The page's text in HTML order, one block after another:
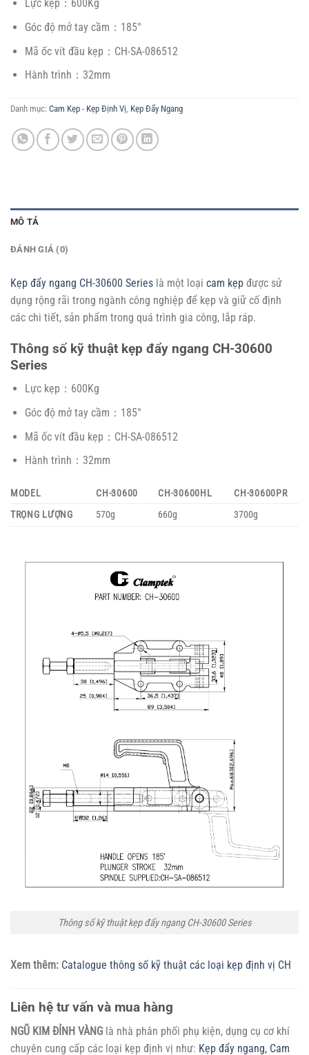
Lực kẹp：600Kg
Góc độ mở tay cầm：185°
Mã ốc vít đầu kẹp：CH-SA-086512
Hành trình：32mm
Danh mục: Cam Kẹp - Kẹp Định Vị, Kẹp Đẩy Ngang
MÔ TẢ
ĐÁNH GIÁ (0)
Kẹp đẩy ngang CH-30600 Series là một loại cam kẹp được sử
dụng rộng rãi trong ngành công nghiệp để kẹp và giữ cố định
các chi tiết, sản phẩm trong quá trình gia công, lắp ráp.
Thông số kỹ thuật kẹp đẩy ngang CH-30600
Series
Lực kẹp：600Kg
Góc độ mở tay cầm：185°
Mã ốc vít đầu kẹp：CH-SA-086512
Hành trình：32mm
MODEL CH-30600 CH-30600HL
CH-30600PR
TRỌNG LƯỢNG
570g 660g 3700g
Thông số kỹ thuật kẹp đẩy ngang CH-30600 Series
Xem thêm: Catalogue thông số kỹ thuật các loại kẹp định vị CH
Liên hệ tư vấn và mua hàng
NGŨ KIM ĐỈNH VÀNG là nhà phân phối phụ kiện, dụng cụ cơ khí
chuyên cung cấp các loại kẹp định vị như: Kẹp đẩy ngang, Cam